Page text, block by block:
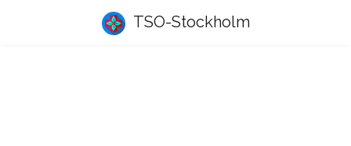
TSO-Stockholm